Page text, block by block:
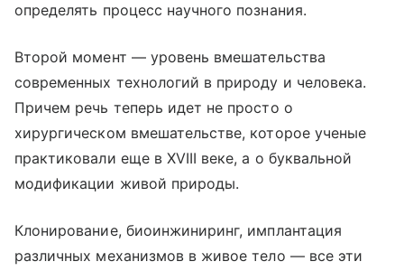
определять процесс научного познания.
Второй момент — уровень вмешательства
современных технологий в природу и человека.
Причем речь теперь идет не просто о
хирургическом вмешательстве, которое ученые
практиковали еще в XVIII веке, а о буквальной
модификации живой природы.
Клонирование, биоинжиниринг, имплантация
различных механизмов в живое тело — все эти